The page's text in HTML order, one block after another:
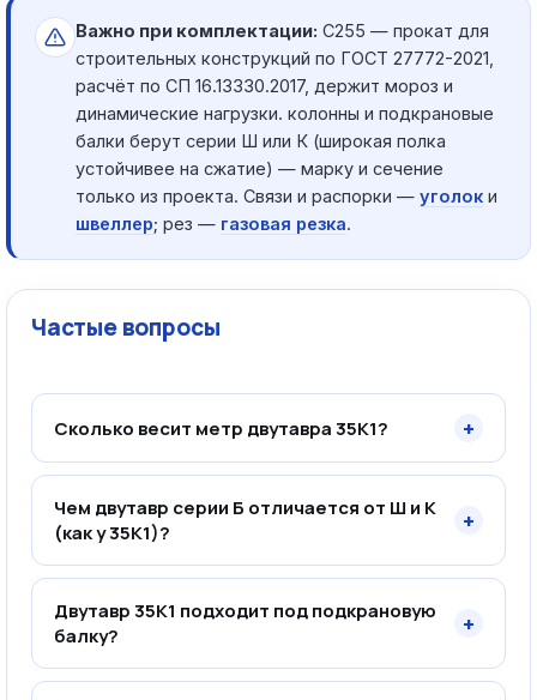
Важно при комплектации: С255 — прокат для
строительных конструкций по ГОСТ 27772-2021,
расчёт по СП 16.13330.2017, держит мороз и
динамические нагрузки. колонны и подкрановые
балки берут серии Ш или К (широкая полка
устойчивее на сжатие) — марку и сечение
только из проекта. Связи и распорки — уголок и
швеллер; рез — газовая резка.
Частые вопросы
Сколько весит метр двутавра 35К1? +
Чем двутавр серии Б отличается от Ш и К
(как у 35К1)?
+
Двутавр 35К1 подходит под подкрановую
балку?
+